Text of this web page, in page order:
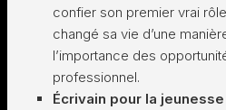
confier son premier vrai
changé sa vie d’une
l’importance des
professionnel.
Écrivain pour la jeunesse